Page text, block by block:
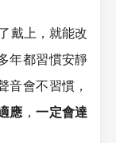
戴上，就能改
年都習慣安靜
音會不習慣，
應 ，一定會達